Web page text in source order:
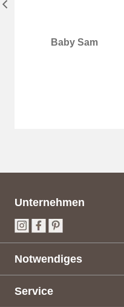
Baby Sam
Unternehmen
Notwendiges
Service